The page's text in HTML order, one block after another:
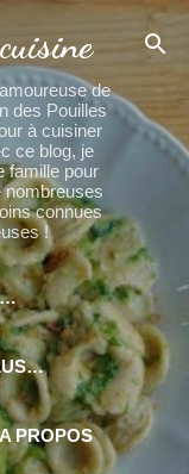
de
des Pouilles
à cuisiner
ce blog, je
famille pour
nombreuses
connues
!
A PROPOS